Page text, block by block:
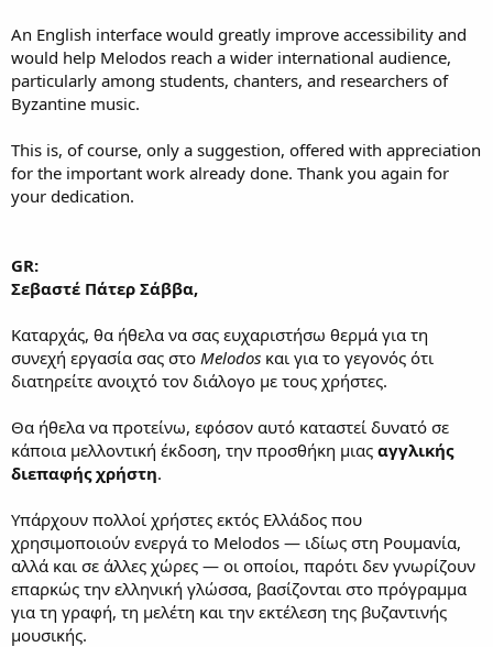
An English interface would greatly improve accessibility and
would help Melodos reach a wider international audience,
particularly among students, chanters, and researchers of
Byzantine music.
This is, of course, only a suggestion, offered with appreciation
for the important work already done. Thank you again for
your dedication.
GR:
Σεβαστέ Πάτερ Σάββα,
Καταρχάς, θα ήθελα να σας ευχαριστήσω θερμά για τη
συνεχή εργασία σας στο Melodos και για το γεγονός ότι
διατηρείτε ανοιχτό τον διάλογο με τους χρήστες.
Θα ήθελα να προτείνω, εφόσον αυτό καταστεί δυνατό σε
κάποια μελλοντική έκδοση, την προσθήκη μιας αγγλικής
διεπαφής χρήστη.
Υπάρχουν πολλοί χρήστες εκτός Ελλάδος που
χρησιμοποιούν ενεργά το Melodos — ιδίως στη Ρουμανία,
αλλά και σε άλλες χώρες — οι οποίοι, παρότι δεν γνωρίζουν
επαρκώς την ελληνική γλώσσα, βασίζονται στο πρόγραμμα
για τη γραφή, τη μελέτη και την εκτέλεση της βυζαντινής
μουσικής.